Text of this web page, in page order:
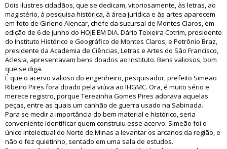
Dois ilustres cidadãos, que se dedicam, vitoriosamente, às letras, ao
magistério, à pesquisa histórica, à área jurídica e às artes aparecem
em foto de Girleno Alencar, chefe da sucursal de Montes Claros, em
edição de 6 de junho do HOJE EM DIA. Dário Teixeira Cotrim, presidente
do Instituto Histórico e Geográfico de Montes Claros, e Petrônio Braz,
presidente da Academia de Ciências, Letras e Artes do São Francisco,
Aclesia, apresentavam bens doados ao Instituto. Bens valiosos, bom
que se diga.
É que o acervo valioso do engenheiro, pesquisador, prefeito Simeão
Ribeiro Pires fora doado pela viúva ao IHGMC. Ora, é muito sério e
merece registro, porque Terezinha Gomes Pires adorava aquelas
peças, entre as quais um canhão de guerra usado na Sabinada.
Para se medir a importância do bem material e histórico, seria
conveniente identificar quem construiu esse acervo. Simeão foi o
único intelectual do Norte de Minas a levantar os arcanos da região, e
não o fez quietinho, sentado em uma sala de estudos.